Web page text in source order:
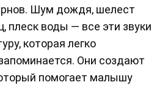
Шум дождя, шелест
плеск воды — все эти звуки
которая легко
Они создают
помогает малышу